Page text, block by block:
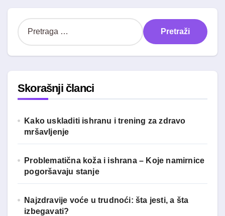
P
r
t
g
a
a
Skorašnji članci
Kako uskladiti ishranu i trening za zdravo
mršavljenje
Problematična koža i ishrana – Koje namirnice
pogoršavaju stanje
Najzdravije voće u trudnoći: šta jesti, a šta
izbegavati?